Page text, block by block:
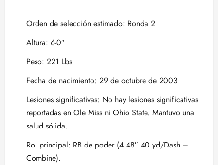
Orden de selección estimado: Ronda 2
Altura: 6-0″
Peso: 221 Lbs
Fecha de nacimiento: 29 de octubre de 2003
Lesiones significativas: No hay lesiones significativas
reportadas en Ole Miss ni Ohio State. Mantuvo una
salud sólida.
Rol principal: RB de poder (4.48″ 40 yd/Dash –
Combine).